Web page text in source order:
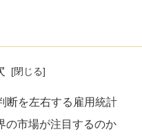
断を左右する雇用統計
の市場が注目するのか